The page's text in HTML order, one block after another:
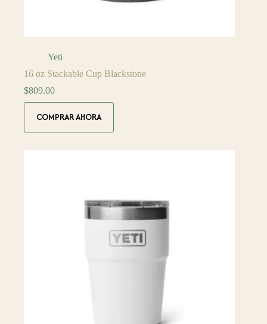
Yeti
16 oz Stackable Cup Blackstone
$809.00
COMPRAR AHORA